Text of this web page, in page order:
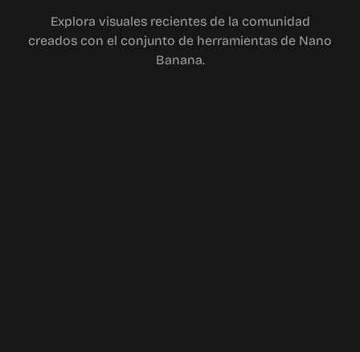
Explora visuales recientes de la comunidad
creados con el conjunto de herramientas de Nano
Banana.